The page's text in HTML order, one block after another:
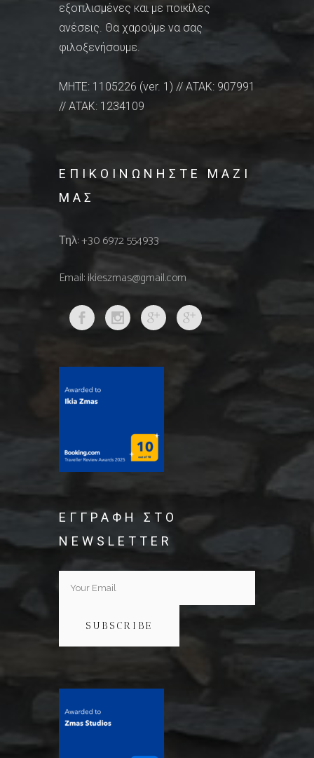
εξοπλισμένες και με ποικίλες
ανέσεις. Θα χαρούμε να σας
φιλοξενήσουμε.
MHTE: 1105226 (ver. 1) // ΑΤΑΚ: 907991
// ΑΤΑΚ: 1234109
ΕΠΙΚΟΙΝΩΝΗΣΤΕ ΜΑΖΙ
ΜΑΣ
Τηλ: +30 6972 554933
Email: ikieszmas@gmail.com
ΕΓΓΡΑΦΗ ΣΤΟ
NEWSLETTER